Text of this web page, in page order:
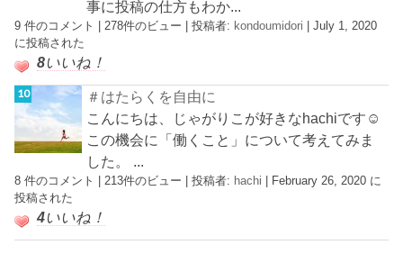
事に投稿の仕方もわか...
9 件のコメント | 278件のビュー |投稿者: kondoumidori |July 1, 2020
に投稿された
8いいね！
＃はたらくを自由に
こんにちは、じゃがりこが好きなhachiです☺︎
この機会に「働くこと」について考えてみま
した。 ...
8 件のコメント |213件のビュー |投稿者: hachi
February 26, 2020 に
投稿された
4いいね！